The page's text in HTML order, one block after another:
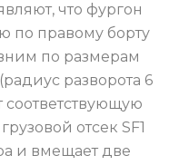
что фургон
по правому борту
по размерам
разворота 6
соответствующую
отсек SF1
и вмещает две